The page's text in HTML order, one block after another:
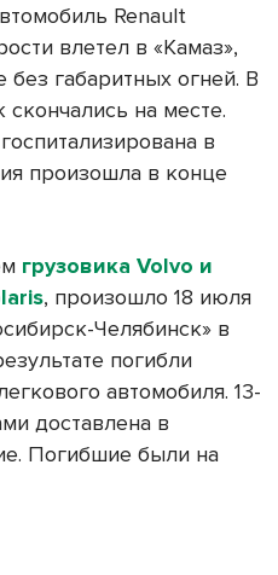
Renault
влетел в «Камаз»,
без габаритных огней. В
скончались на месте.
в
произошла в конце
грузовика Volvo и
, произошло 18 июля
Челябинск» в
погибли
автомобиля. 13-
доставлена в
Погибшие были на